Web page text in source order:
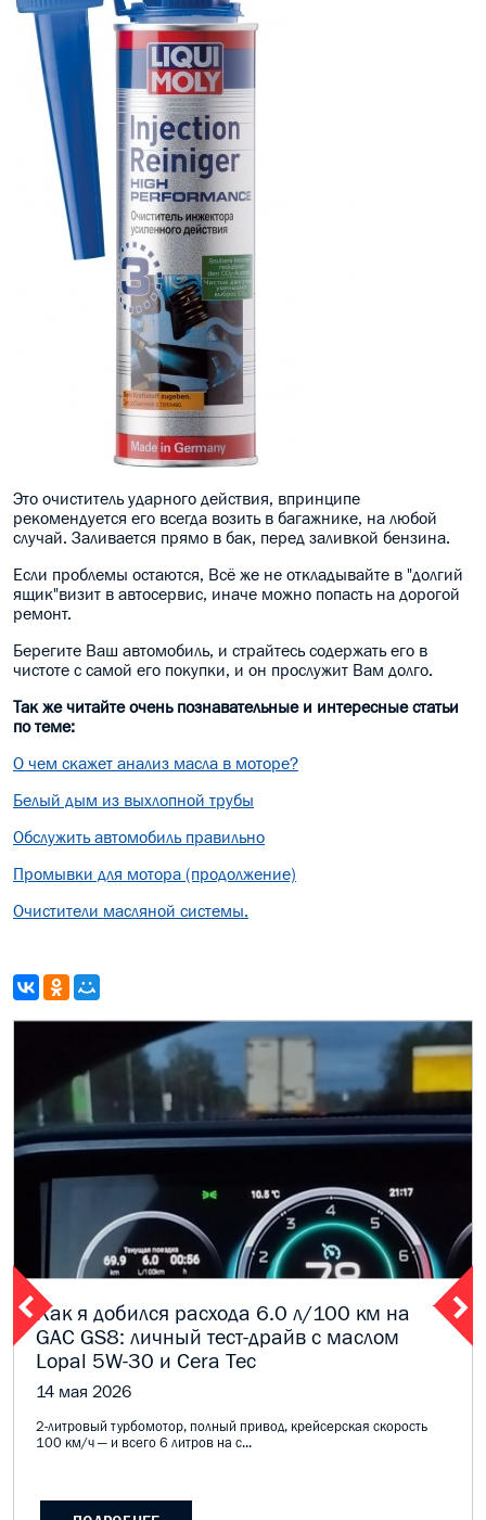
Это очиститель ударного действия, впринципе
рекомендуется его всегда возить в багажнике, на любой
случай. Заливается прямо в бак, перед заливкой бензина.
Если проблемы остаются, Всё же не откладывайте в "долгий
ящик"визит в автосервис, иначе можно попасть на дорогой
ремонт.
Берегите Ваш автомобиль, и страйтесь содержать его в
чистоте с самой его покупки, и он прослужит Вам долго.
Так же читайте очень познавательные и интересные статьи
по теме:
О чем скажет анализ масла в моторе?
Белый дым из выхлопной трубы
Обслужить автомобиль правильно
Промывки для мотора (продолжение)
Очистители масляной системы.
Как я добился расхода 6.0 л/100 км на
GAC GS8: личный тест-драйв с маслом
Lopal 5W-30 и Cera Tec
14 мая 2026
2-литровый турбомотор, полный привод, крейсерская скорость
100 км/ч — и всего 6 литров на с...